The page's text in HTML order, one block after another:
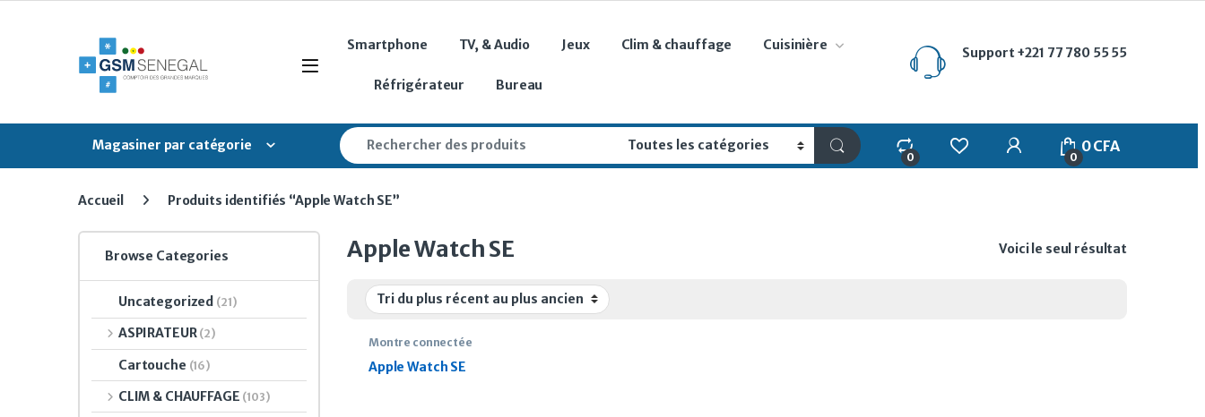
Open
Smartphone TV, & Audio Jeux Clim & chauffage Cuisinière
Réfrigérateur Bureau
Support +221 77 780 55 55
Magasiner par catégorie
Search for:
0
My Account
0
0CFA
Accueil Produits identifiés “Apple Watch SE”
Apple Watch SE Voici le seul résultat
Montre connectée
Apple Watch SE
Browse Categories
Uncategorized (21)
ASPIRATEUR (2)
Cartouche (16)
CLIM & CHAUFFAGE (103)